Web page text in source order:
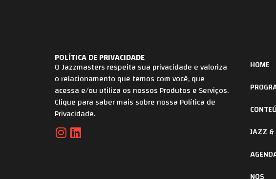
POLÍTICA DE PRIVACIDADE
O Jazzmasters respeita sua privacidade e valoriza
o relacionamento que temos com você, que
acessa e/ou utiliza os nossos Produtos e Serviços.
Clique para saber mais sobre nossa Política de
Privacidade.
HOME
JAZZ &